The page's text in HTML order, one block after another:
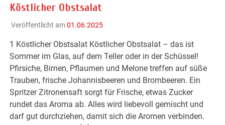
Köstlicher Obstsalat
Veröffentlicht am01.06.2025
1 Köstlicher Obstsalat Köstlicher Obstsalat – das ist
Sommer im Glas, auf dem Teller oder in der Schüssel!
Pfirsiche, Birnen, Pflaumen und Melone treffen auf süße
Trauben, frische Johannisbeeren und Brombeeren. Ein
Spritzer Zitronensaft sorgt für Frische, etwas Zucker
rundet das Aroma ab. Alles wird liebevoll gemischt und
darf gut durchziehen, damit sich die Aromen verbinden.